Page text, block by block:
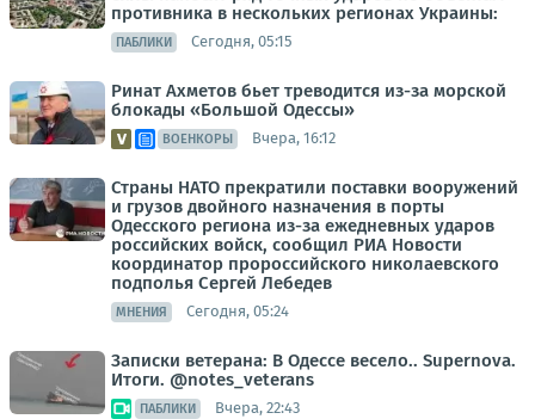
противника в нескольких регионах Украины:
ПАБЛИКИ Сегодня, 05:15
Ринат Ахметов бьет треводится из-за морской
блокады «Большой Одессы»
ВОЕНКОРЫ Вчера, 16:12
Страны НАТО прекратили поставки вооружений
и грузов двойного назначения в порты
Одесского региона из-за ежедневных ударов
российских войск, сообщил РИА Новости
координатор пророссийского николаевского
подполья Сергей Лебедев
МНЕНИЯ Сегодня, 05:24
Записки ветерана: В Одессе весело.. Supernova.
Итоги. @notes_veterans
ПАБЛИКИ Вчера, 22:43